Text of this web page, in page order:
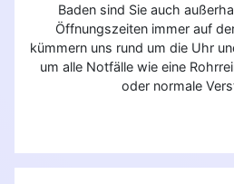
Baden sind Sie auch
Öffnungszeiten immer auf
kümmern uns rund um die Uhr
um alle Notfälle wie eine
oder normale